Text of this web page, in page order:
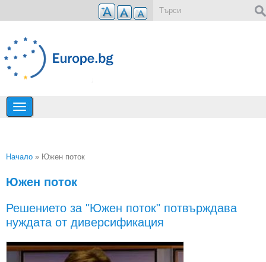
Премини към основното съдържание
Начало » Южен поток
Южен поток
Решението за "Южен поток" потвърждава
нуждата от диверсификация